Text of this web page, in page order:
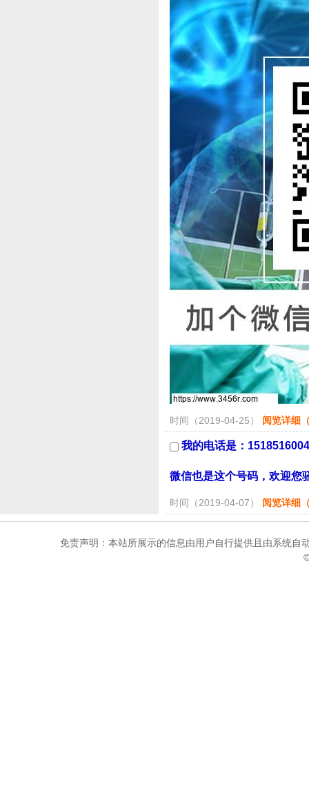
时间（2019-04-25） 阅览详细
我的电话是：
微信也是这个号码，欢迎您
时间（2019-04-07） 阅览详细
免责声明：本站所展示的信息由用户自行提供且由系统